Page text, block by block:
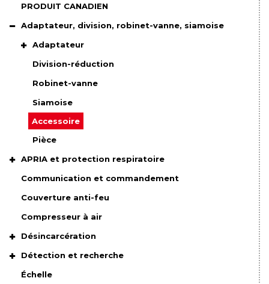
PRODUIT CANADIEN
Adaptateur, division, robinet-vanne, siamoise
Adaptateur
Division-réduction
Robinet-vanne
Siamoise
Accessoire
Pièce
APRIA et protection respiratoire
Communication et commandement
Couverture anti-feu
Compresseur à air
Désincarcération
Détection et recherche
Échelle